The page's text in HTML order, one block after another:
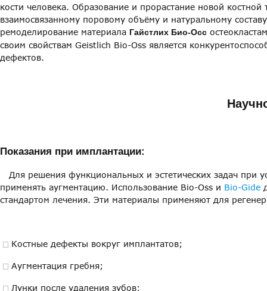
кости человека. Образование и прорастание новой
взаимосвязанному поровому объёму и натуральному
ремоделирование материала Гайстлих Био-Осс
своим свойствам Geistlich Bio-Oss является
дефектов.
Показания при имплантации:
Для решения функциональных и эстетических задач при
применять аугментацию. Использование Bio-Oss и Bio-Gide
стандартом лечения. Эти материалы применяют для
Костные дефекты вокруг имплантатов;
Аугментация гребня;
Лунки после удаления зубов;